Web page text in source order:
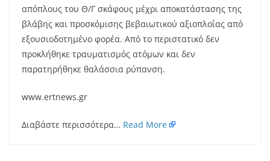
απόπλους του Θ/Γ σκάφους μέχρι αποκατάστασης της
βλάβης και προσκόμισης βεβαιωτικού αξιοπλοΐας από
εξουσιοδοτημένο φορέα. Από το περιστατικό δεν
προκλήθηκε τραυματισμός ατόμων και δεν
παρατηρήθηκε θαλάσσια ρύπανση.
www.ertnews.gr
Διαβάστε περισσότερα… Read More